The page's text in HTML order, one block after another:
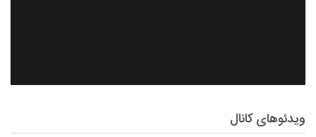
ویدئوهای کانال